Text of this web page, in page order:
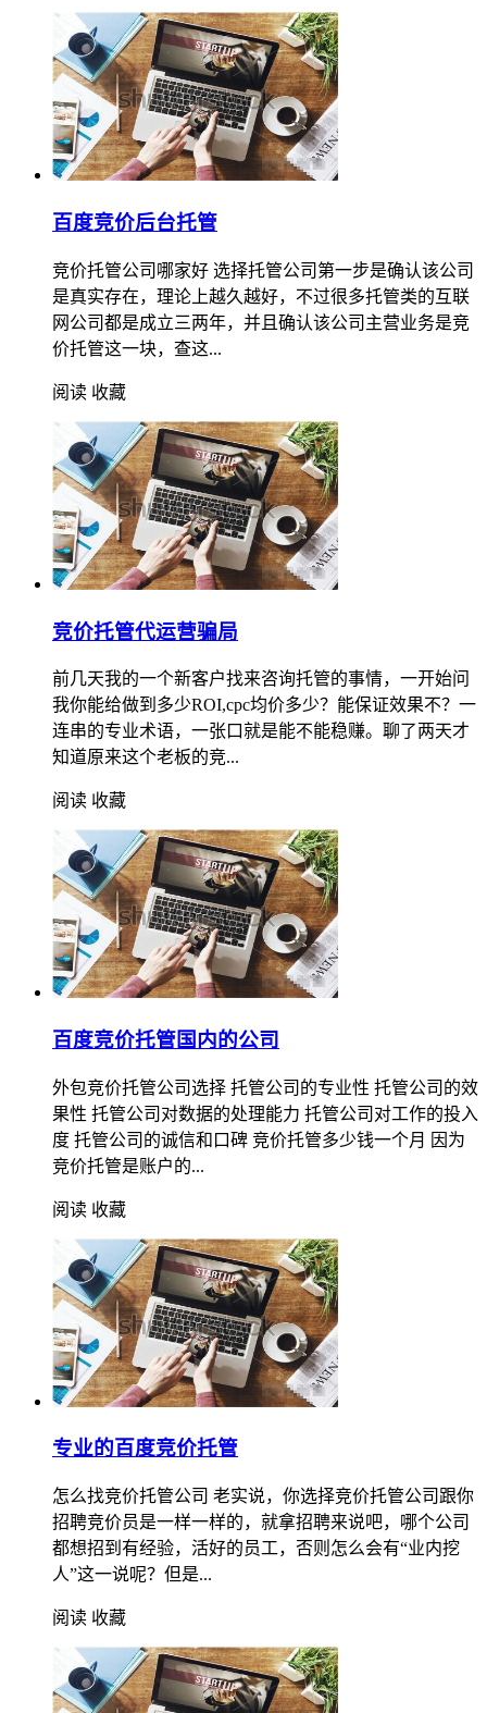
百度竞价后台托管
竞价托管公司哪家好 选择托管公司第一步是确认该公司
是真实存在，理论上越久越好，不过很多托管类的互联
网公司都是成立三两年，并且确认该公司主营业务是竞
价托管这一块，查这...
阅读 收藏
竞价托管代运营骗局
前几天我的一个新客户找来咨询托管的事情，一开始问
我你能给做到多少ROI,cpc均价多少？能保证效果不？一
连串的专业术语，一张口就是能不能稳赚。聊了两天才
知道原来这个老板的竞...
阅读 收藏
百度竞价托管国内的公司
外包竞价托管公司选择 托管公司的专业性 托管公司的效
果性 托管公司对数据的处理能力 托管公司对工作的投入
度 托管公司的诚信和口碑 竞价托管多少钱一个月 因为
竞价托管是账户的...
阅读 收藏
专业的百度竞价托管
怎么找竞价托管公司 老实说，你选择竞价托管公司跟你
招聘竞价员是一样一样的，就拿招聘来说吧，哪个公司
都想招到有经验，活好的员工，否则怎么会有“业内挖
人”这一说呢？但是...
阅读 收藏